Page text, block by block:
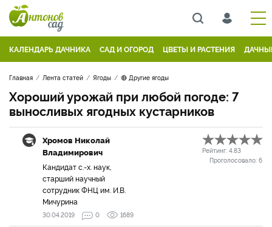
КАЛЕНДАРЬ ДАЧНИКА САД И ОГОРОД ЦВЕТЫ И РАСТЕНИЯ
Главная Лента статей Ягоды 🔴 Другие ягоды
Хороший урожай при любой погоде: 7
выносливых ягодных кустарников
Хромов Николай
Владимирович
Кандидат с.-х. наук,
старший научный
сотрудник ФНЦ им. И.В.
Мичурина
Рейтинг: 4.83
Проголосовало: 6
30.04.2019 0 1689